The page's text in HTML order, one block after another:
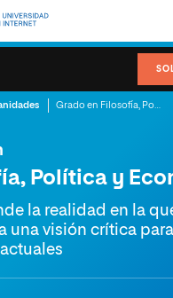
Política y
la realidad en la
una visión crítica